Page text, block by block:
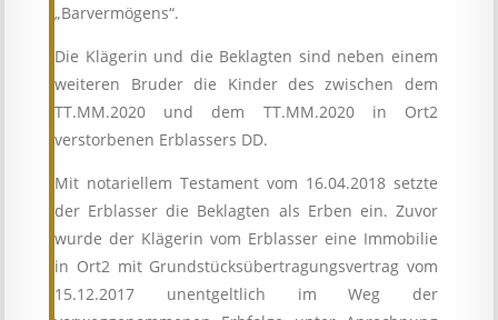
„Barvermögens“.
Die Klägerin und die Beklagten sind neben einem
weiteren Bruder die Kinder des zwischen dem
TT.MM.2020 und dem TT.MM.2020 in Ort2
verstorbenen Erblassers DD.
Mit notariellem Testament vom 16.04.2018 setzte
der Erblasser die Beklagten als Erben ein. Zuvor
wurde der Klägerin vom Erblasser eine Immobilie
in Ort2 mit Grundstücksübertragungsvertrag vom
15.12.2017 unentgeltlich im Weg der